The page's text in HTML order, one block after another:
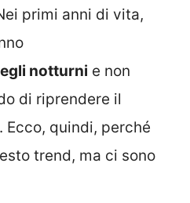
primi anni di vita,
notturni e non
di riprendere il
Ecco, quindi, perché
trend, ma ci sono